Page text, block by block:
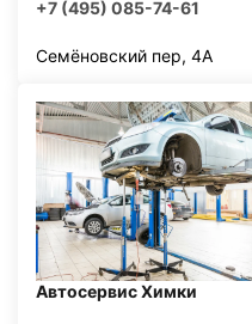
+7 (495) 085-74-61
Семёновский пер, 4А
Автосервис Химки